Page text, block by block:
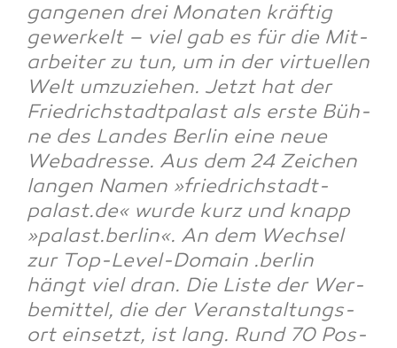
gan­ge­nen drei Mona­ten kräf­tig
gewer­kelt – viel gab es für die Mit­
ar­bei­ter zu tun, um in der vir­tu­el­len
Welt umzu­zie­hen. Jetzt hat der
Fried­rich­stadt­pa­last als ers­te Büh­
ne des Lan­des Ber­lin eine neue
Web­adres­se. Aus dem 24 Zei­chen
lan­gen Namen »friedrichstadt-
palast.de« wur­de kurz und knapp
»palast.berlin«. An dem Wech­sel
zur Top-Level-Domain .ber­lin
hängt viel dran. Die Lis­te der Wer­
be­mit­tel, die der Ver­an­stal­tungs­
ort ein­setzt, ist lang. Rund 70 Pos­